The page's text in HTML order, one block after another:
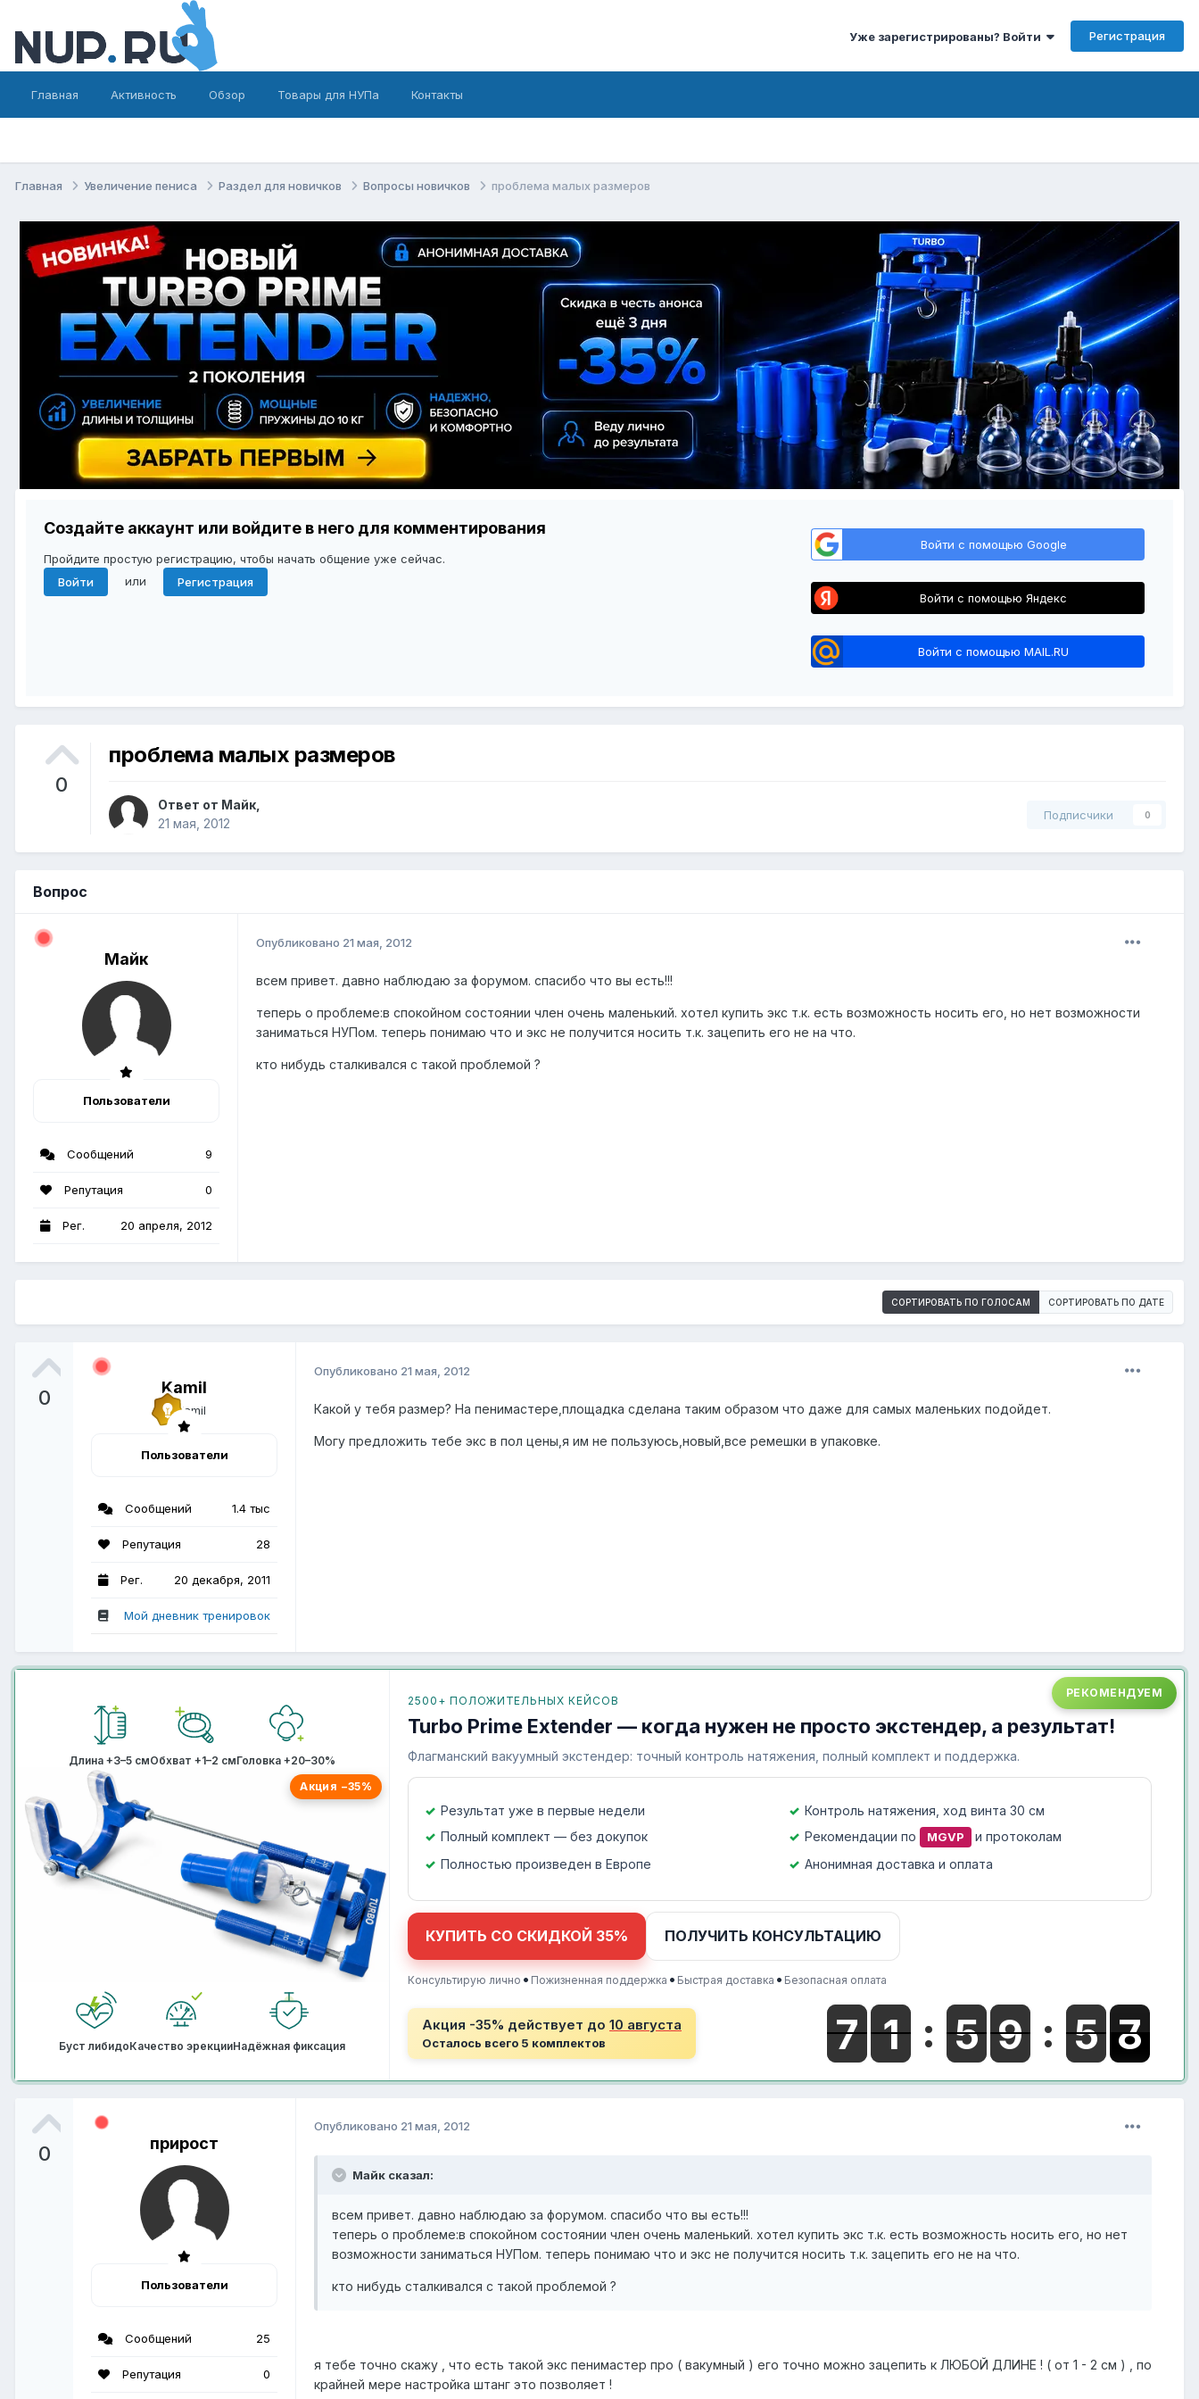
Уже зарегистрированы? Войти Регистрация
Главная Активность Обзор Товары для НУПа Контакты
Главная Увеличение пениса Раздел для новичков Вопросы новичков проблема малых размеров
Создайте аккаунт или войдите в него для комментирования
Пройдите простую регистрацию, чтобы начать общение уже сейчас.
Войти
или Регистрация
Войти с помощью Google
Войти с помощью Яндекс
Войти с помощью MAIL.RU
0
проблема малых размеров
Ответ от Майк,
21 мая, 2012
Подписчики 0
Вопрос
Майк
Пользователи
Сообщений 9
Репутация 0
Рег. 20 апреля, 2012
Опубликовано 21 мая, 2012
всем привет. давно наблюдаю за форумом. спасибо что вы есть!!!
теперь о проблеме:в спокойном состоянии член очень маленький. хотел купить экс т.к. есть возможность носить его, но нет возможности
заниматься НУПом. теперь понимаю что и экс не получится носить т.к. зацепить его не на что.
кто нибудь сталкивался с такой проблемой ?
СОРТИРОВАТЬ ПО ГОЛОСАМ СОРТИРОВАТЬ ПО ДАТЕ
0 Kamil
Пользователи
Сообщений 1.4 тыс
Репутация 28
Рег. 20 декабря, 2011
Мой дневник тренировок
Опубликовано 21 мая, 2012
Какой у тебя размер? На пенимастере,площадка сделана таким образом что даже для самых маленьких подойдет.
Могу предложить тебе экс в пол цены,я им не пользуюсь,новый,все ремешки в упаковке.
Длина +3–5 смОбхват +1–2 смГоловка +20–30%
Акция −35%
Буст либидоКачество эрекцииНадёжная фиксация
РЕКОМЕНДУЕМ
2500+ ПОЛОЖИТЕЛЬНЫХ КЕЙСОВ
Turbo Prime Extender — когда нужен не просто экстендер, а результат!
Флагманский вакуумный экстендер: точный контроль натяжения, полный комплект и поддержка.
Результат уже в первые недели
Контроль натяжения, ход винта 30 см
Полный комплект — без докупок
Рекомендации по MGVP
и протоколам
Полностью произведен в Европе
Анонимная доставка и оплата
КУПИТЬ СО СКИДКОЙ 35% ПОЛУЧИТЬ КОНСУЛЬТАЦИЮ
Консультирую лично • Пожизненная поддержка • Быстрая доставка • Безопасная оплата
Акция -35% действует до 10 августа
Осталось всего 5 комплектов
0 прирост
Пользователи
Сообщений 25
Репутация 0
Опубликовано 21 мая, 2012
Майк сказал:
всем привет. давно наблюдаю за форумом. спасибо что вы есть!!!
теперь о проблеме:в спокойном состоянии член очень маленький. хотел купить экс т.к. есть возможность носить его, но нет
возможности заниматься НУПом. теперь понимаю что и экс не получится носить т.к. зацепить его не на что.
кто нибудь сталкивался с такой проблемой ?
я тебе точно скажу , что есть такой экс пенимастер про ( вакумный ) его точно можно зацепить к ЛЮБОЙ ДЛИНЕ ! ( от 1 - 2 см ) , по
крайней мере настройка штанг это позволяет !